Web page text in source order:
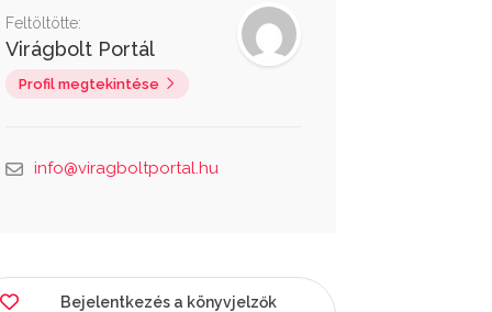
Feltöltötte:
Virágbolt Portál
Profil megtekintése
info@viragboltportal.hu
Bejelentkezés a könyvjelzők